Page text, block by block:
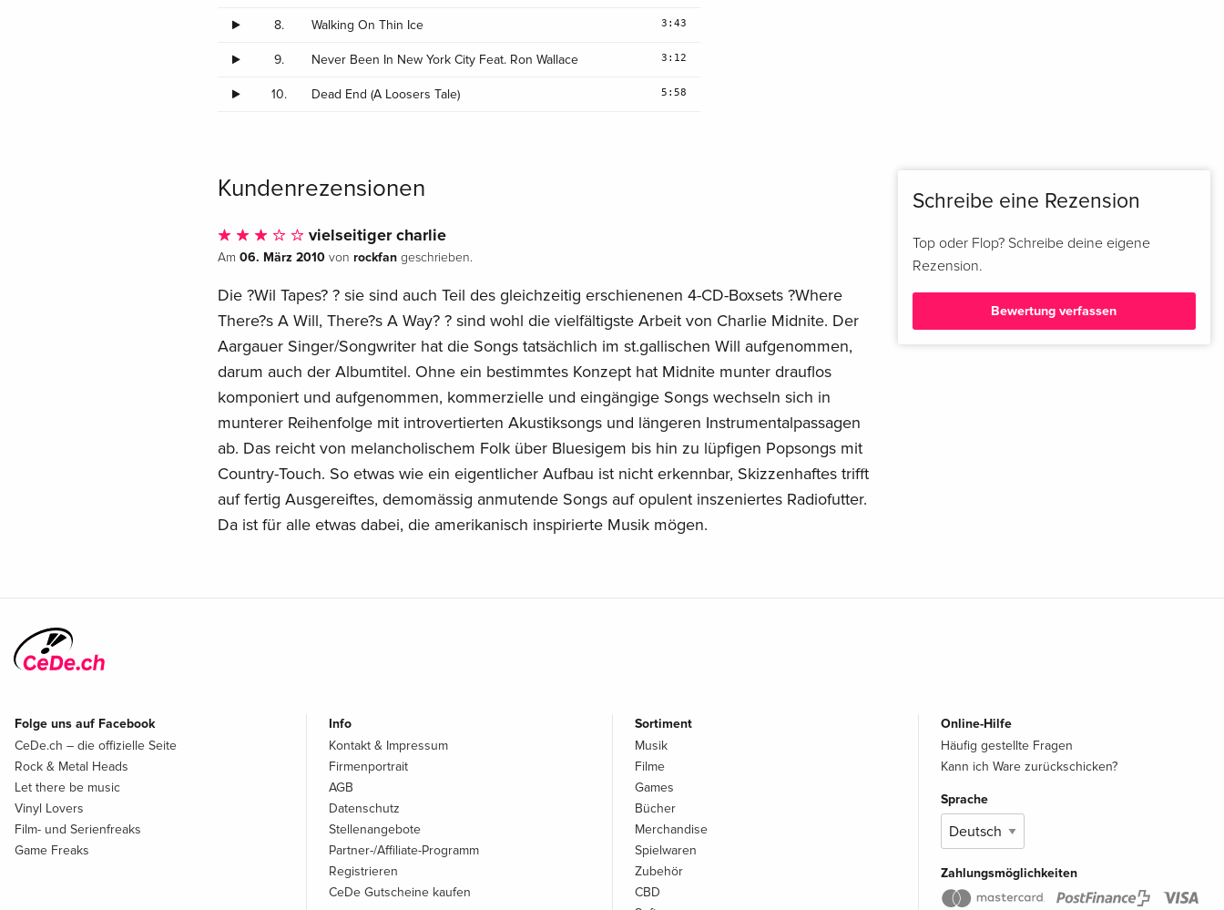
8. Walking On Thin Ice 3:43
9. Never Been In New York City Feat. Ron Wallace 3:12
10. Dead End (A Loosers Tale) 5:58
Kundenrezensionen
vielseitiger charlie
Am 06. März 2010von rockfangeschrieben.
Die ?Wil Tapes? ? sie sind auch Teil des gleichzeitig erschienenen 4-CD-Boxsets ?Where
There?s A Will, There?s A Way? ? sind wohl die vielfältigste Arbeit von Charlie Midnite. Der
Aargauer Singer/Songwriter hat die Songs tatsächlich im st.gallischen Will aufgenommen,
darum auch der Albumtitel. Ohne ein bestimmtes Konzept hat Midnite munter drauflos
komponiert und aufgenommen, kommerzielle und eingängige Songs wechseln sich in
munterer Reihenfolge mit introvertierten Akustiksongs und längeren Instrumentalpassagen
ab. Das reicht von melancholischem Folk über Bluesigem bis hin zu lüpfigen Popsongs mit
Country-Touch. So etwas wie ein eigentlicher Aufbau ist nicht erkennbar, Skizzenhaftes trifft
auf fertig Ausgereiftes, demomässig anmutende Songs auf opulent inszeniertes Radiofutter.
Da ist für alle etwas dabei, die amerikanisch inspirierte Musik mögen.
Schreibe eine Rezension
Top oder Flop? Schreibe deine eigene
Rezension.
Bewertung verfassen
Folge uns auf Facebook
CeDe.ch – die offizielle Seite
Rock & Metal Heads
Let there be music
Vinyl Lovers
Film- und Serienfreaks
Game Freaks
Info
Kontakt & Impressum
Firmenportrait
AGB
Datenschutz
Stellenangebote
Partner-/Affiliate-Programm
Registrieren
CeDe Gutscheine kaufen
Sortiment
Musik
Filme
Games
Bücher
Merchandise
Spielwaren
Zubehör
CBD
Online-Hilfe
Häufig gestellte Fragen
Kann ich Ware zurückschicken?
Sprache
Zahlungsmöglichkeiten